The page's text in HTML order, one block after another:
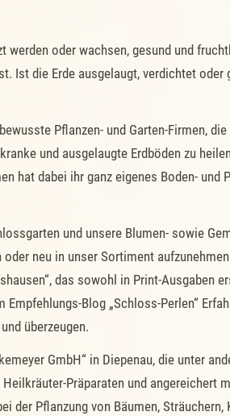
oder wachsen, gesund und
Ist die Erde ausgelaugt, verdichtet oder
Pflanzen- und Garten-Firmen,
und ausgelaugte Erdböden zu
hat dabei ihr ganz eigenes Boden- und
und unsere Blumen- sowie
neu in unser Sortiment
das sowohl in Print-Ausgaben
Blog „Schloss-Perlen“
überzeugen.
GmbH“ in Diepenau, die unter
Präparaten und angereichert
der Pflanzung von Bäumen, Sträuchern,